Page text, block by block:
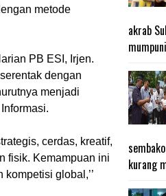
metode
PB ESI, Irjen.
dengan
menjadi
cerdas, kreatif,
fisik. Kemampuan ini
global,’’
akrab
kurang